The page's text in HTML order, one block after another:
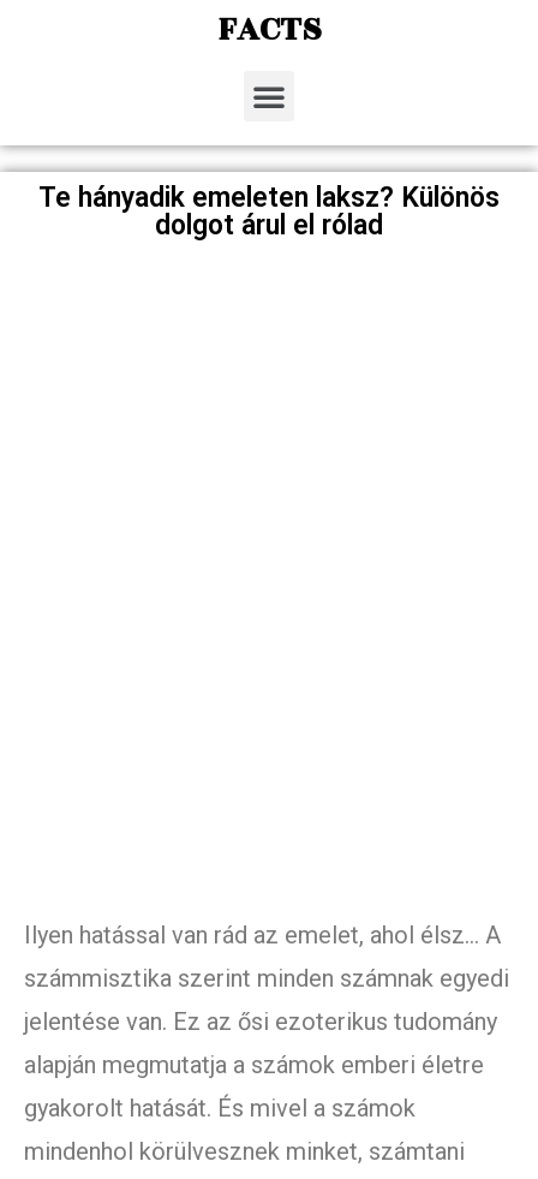
FACTS
Te hányadik emeleten laksz? Különös
dolgot árul el rólad
Ilyen hatással van rád az emelet, ahol élsz… A
számmisztika szerint minden számnak egyedi
jelentése van. Ez az ősi ezoterikus tudomány
alapján megmutatja a számok emberi életre
gyakorolt hatását. És mivel a számok
mindenhol körülvesznek minket, számtani